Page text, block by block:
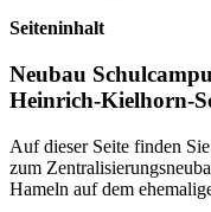
Seiteninhalt
Neubau
Heinrich-Kielhorn-
Auf dieser Seite finden
zum
Hameln auf dem